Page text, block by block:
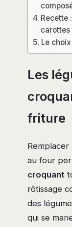
Recette
carottes
Le
Les
friture
au four
croquant
rôtissage
des
qui se